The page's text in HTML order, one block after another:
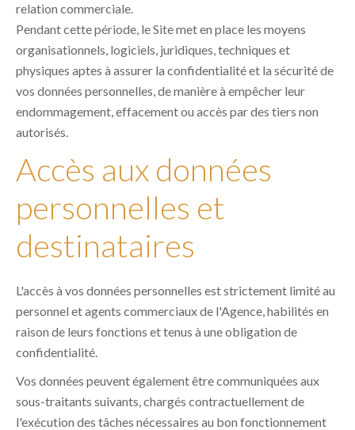
relation commerciale.
Pendant cette période, le Site met en place les moyens
organisationnels, logiciels, juridiques, techniques et
physiques aptes à assurer la confidentialité et la sécurité de
vos données personnelles, de manière à empêcher leur
endommagement, effacement ou accès par des tiers non
autorisés.
Accès aux données
personnelles et
destinataires
L'accès à vos données personnelles est strictement limité au
personnel et agents commerciaux de l'Agence, habilités en
raison de leurs fonctions et tenus à une obligation de
confidentialité.
Vos données peuvent également être communiquées aux
sous-traitants suivants, chargés contractuellement de
l'exécution des tâches nécessaires au bon fonctionnement